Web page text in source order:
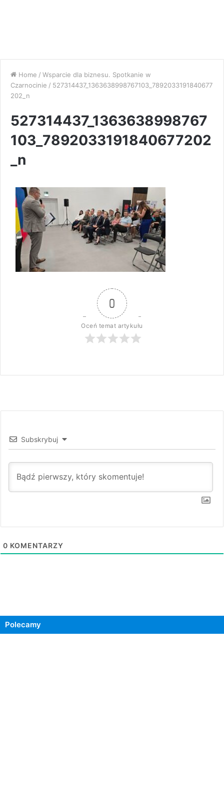
Home / Wsparcie dla biznesu. Spotkanie w
Czarnocinie / 527314437_1363638998767103_7892033191840677
202_n
527314437_1363638998767
103_7892033191840677202
_n
0
Oceń temat artykułu
Subskrybuj
0 KOMENTARZY
Polecamy